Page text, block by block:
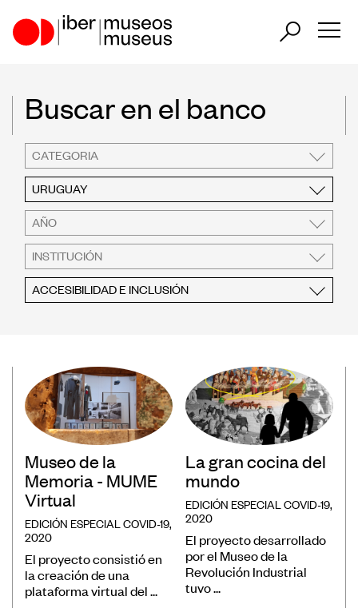
Nuestro papel en el sector
Nuestra Actuación
Países Participantes
Museos
Educación
Patrimonio
Formación y Capacitación
Sostenibilidad
Registro de Museos Iberoamericanos
Buscar en el banco
CATEGORIA
URUGUAY
AÑO
INSTITUCIÓN
ACCESIBILIDAD E INCLUSIÓN
Museo de la
Memoria - MUME
Virtual
EDICIÓN ESPECIAL COVID-19,
2020
El proyecto consistió en
la creación de una
plataforma virtual del ...
La gran cocina del
mundo
EDICIÓN ESPECIAL COVID-19,
2020
El proyecto desarrollado
por el Museo de la
Revolución Industrial
tuvo ...